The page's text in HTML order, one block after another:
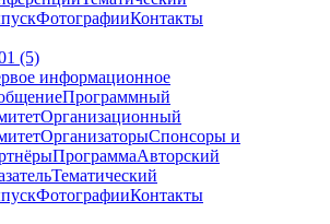
ФотографииКонтакты
(5)
информационное
Программный
Организационный
ОрганизаторыСпонсоры и
ПрограммаАвторский
Тематический
ФотографииКонтакты